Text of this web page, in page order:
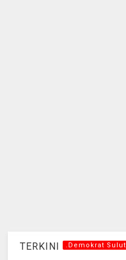
TERKINI .Demokrat Sulut